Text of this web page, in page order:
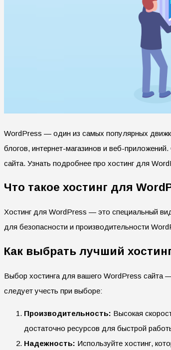
WordPress — один из самых популярных
блогов, интернет-магазинов и веб-
сайта. Узнать подробнее про хостинг для
Что такое хостинг для
Хостинг для WordPress — это специальный
для безопасности и производительности
Как выбрать лучший
Выбор хостинга для вашего WordPress сайта
следует учесть при выборе:
Производительность: Высокая
достаточно ресурсов для быстрой
Надежность: Используйте хостинг,